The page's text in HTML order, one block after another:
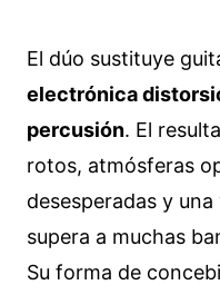
El dúo sustituye
electrónica
percusión. El
rotos, atmósferas
desesperadas y
supera a muchas
Su forma de